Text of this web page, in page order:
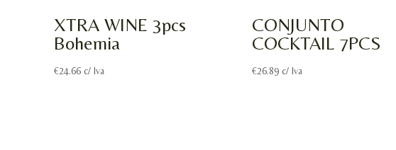
XTRA WINE 3pcs
Bohemia
€24.66 c/ Iva
CONJUNTO
COCKTAIL 7PCS
€26.89 c/ Iva